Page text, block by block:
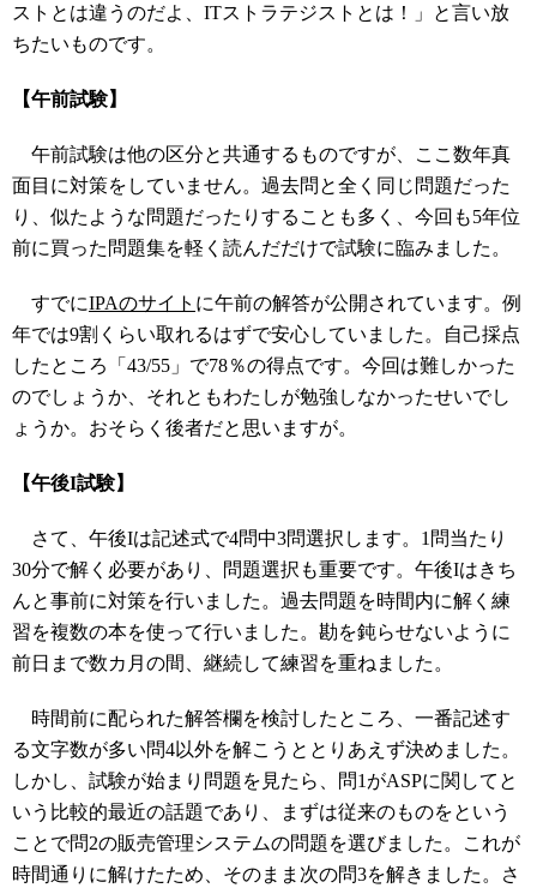
ストとは違うのだよ、ITストラテジストとは！」と言い放
ちたいものです。
【午前試験】
午前試験は他の区分と共通するものですが、ここ数年真
面目に対策をしていません。過去問と全く同じ問題だった
り、似たような問題だったりすることも多く、今回も5年位
前に買った問題集を軽く読んだだけで試験に臨みました。
すでにIPAのサイト に午前の解答が公開されています。例
年では9割くらい取れるはずで安心していました。自己採点
したところ「43/55」で78％の得点です。今回は難しかった
のでしょうか、それともわたしが勉強しなかったせいでし
ょうか。おそらく後者だと思いますが。
【午後I試験】
さて、午後Iは記述式で4問中3問選択します。1問当たり
30分で解く必要があり、問題選択も重要です。午後Iはきち
んと事前に対策を行いました。過去問題を時間内に解く練
習を複数の本を使って行いました。勘を鈍らせないように
前日まで数カ月の間、継続して練習を重ねました。
時間前に配られた解答欄を検討したところ、一番記述す
る文字数が多い問4以外を解こうととりあえず決めました。
しかし、試験が始まり問題を見たら、問1がASPに関してと
いう比較的最近の話題であり、まずは従来のものをという
ことで問2の販売管理システムの問題を選びました。これが
時間通りに解けたため、そのまま次の問3を解きました。さ